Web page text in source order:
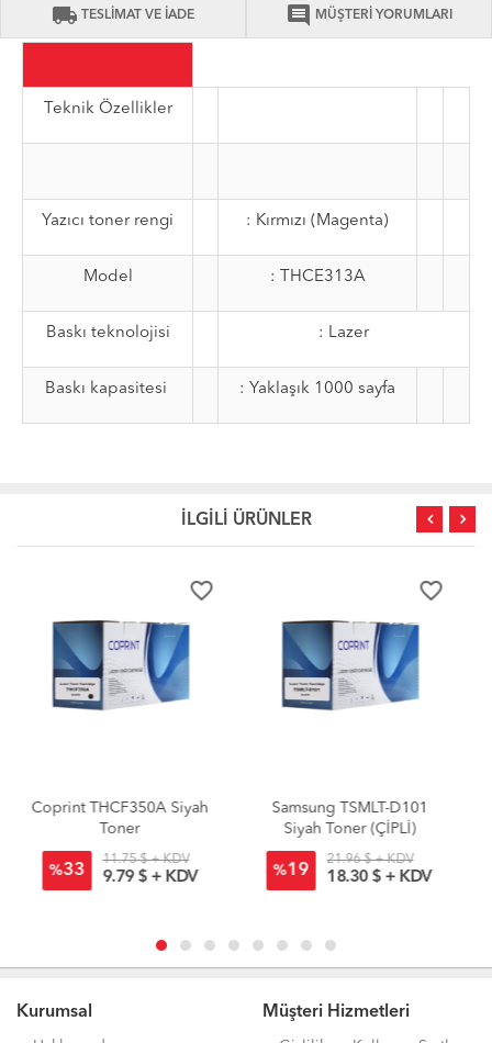
local_shipping TESLİMAT VE İADE comment MÜŞTERİ YORUMLARI
Teknik Özellikler
Yazıcı toner rengi : Kırmızı (Magenta)
Model : THCE313A
Baskı teknolojisi : Lazer
Baskı kapasitesi : Yaklaşık 1000 sayfa
İLGİLİ ÜRÜNLER
favorite_border
Samsung TSMLT-D101
Siyah Toner (ÇİPLİ)
%19
21.96 $ + KDV
18.30 $ + KDV
favorite_border
Samsung MLT-D101
Muadil Siyah Toner
(ÇİPSİZ)
% 29
15.92 $ + KDV
13.27 $ + KDV
Kurumsal Müşteri Hizmetleri